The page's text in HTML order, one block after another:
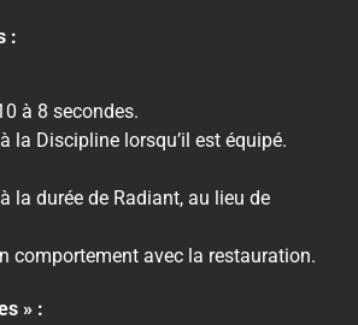
:
à 8 secondes.
la Discipline lorsqu’il est équipé.
la durée de Radiant, au lieu de
comportement avec la restauration.
» :